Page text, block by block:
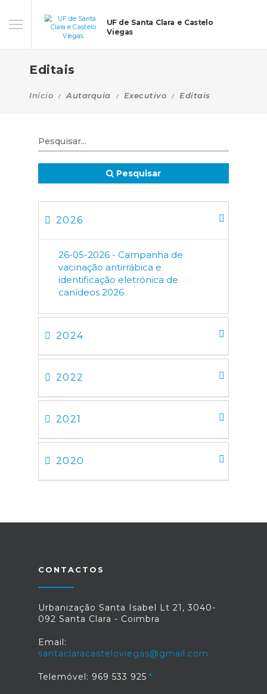
UF de Santa Clara e Castelo
Viegas
Editais
Início Autarquia Executivo Editais
Pesquisar
2026
26-05-2026 - Campanha de
vacinação antirrábica e
identificação eletrónica de
canídeos 2026
2024
2022
2021
2020
CONTACTOS
Urbanização Santa Isabel Lt 21, 3040-
092 Santa Clara - Coimbra
Email:
santaclaracasteloviegas@gmail.com
Telemóvel: 969 533 925